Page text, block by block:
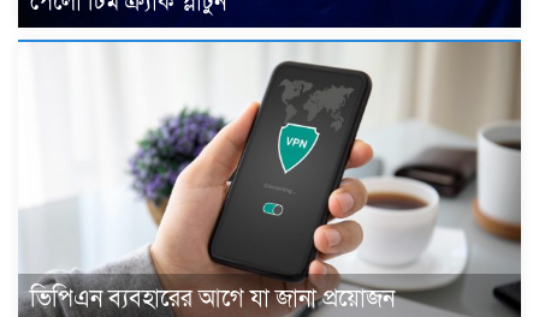
ভিপিএন ব্যবহারের আগে যা জানা প্রয়োজন